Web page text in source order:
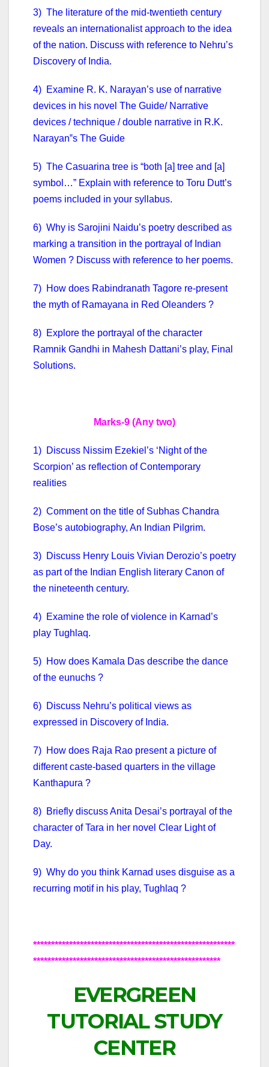
3) The literature of the mid-twentieth century
reveals an internationalist approach to the idea
of the nation. Discuss with reference to Nehru’s
Discovery of India.
4) Examine R. K. Narayan’s use of narrative
devices in his novel The Guide/ Narrative
devices / technique / double narrative in R.K.
Narayan‟s The Guide
5) The Casuarina tree is “both [a] tree and [a]
symbol…” Explain with reference to Toru Dutt’s
poems included in your syllabus.
6) Why is Sarojini Naidu’s poetry described as
marking a transition in the portrayal of Indian
Women ? Discuss with reference to her poems.
7) How does Rabindranath Tagore re-present
the myth of Ramayana in Red Oleanders ?
8) Explore the portrayal of the character
Ramnik Gandhi in Mahesh Dattani’s play, Final
Solutions.
Marks-9 (Any two)
1) Discuss Nissim Ezekiel’s ‘Night of the
Scorpion’ as reflection of Contemporary
realities
2) Comment on the title of Subhas Chandra
Bose’s autobiography, An Indian Pilgrim.
3) Discuss Henry Louis Vivian Derozio’s poetry
as part of the Indian English literary Canon of
the nineteenth century.
4) Examine the role of violence in Karnad’s
play Tughlaq.
5) How does Kamala Das describe the dance
of the eunuchs ?
6) Discuss Nehru’s political views as
expressed in Discovery of India.
7) How does Raja Rao present a picture of
different caste-based quarters in the village
Kanthapura ?
8) Briefly discuss Anita Desai’s portrayal of the
character of Tara in her novel Clear Light of
Day.
9) Why do you think Karnad uses disguise as a
recurring motif in his play, Tughlaq ?
********************************************************
****************************************************
EVERGREEN
TUTORIAL STUDY
CENTER